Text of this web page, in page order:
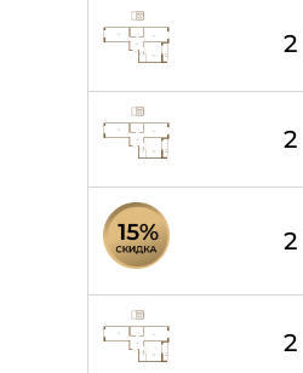
2
2
2
2